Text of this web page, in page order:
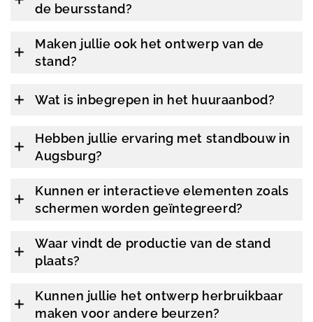
de beursstand?
Maken jullie ook het ontwerp van de
stand?
Wat is inbegrepen in het huuraanbod?
Hebben jullie ervaring met standbouw in
Augsburg?
Kunnen er interactieve elementen zoals
schermen worden geïntegreerd?
Waar vindt de productie van de stand
plaats?
Kunnen jullie het ontwerp herbruikbaar
maken voor andere beurzen?